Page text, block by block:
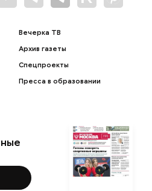
Вечерка ТВ
Архив газеты
Спецпроекты
Пресса в образовании